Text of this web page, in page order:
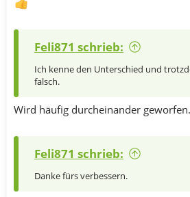
Feli871 schrieb:
Ich kenne den Unterschied und
falsch.
Wird häufig durcheinander geworfen.
Feli871 schrieb:
Danke fürs verbessern.